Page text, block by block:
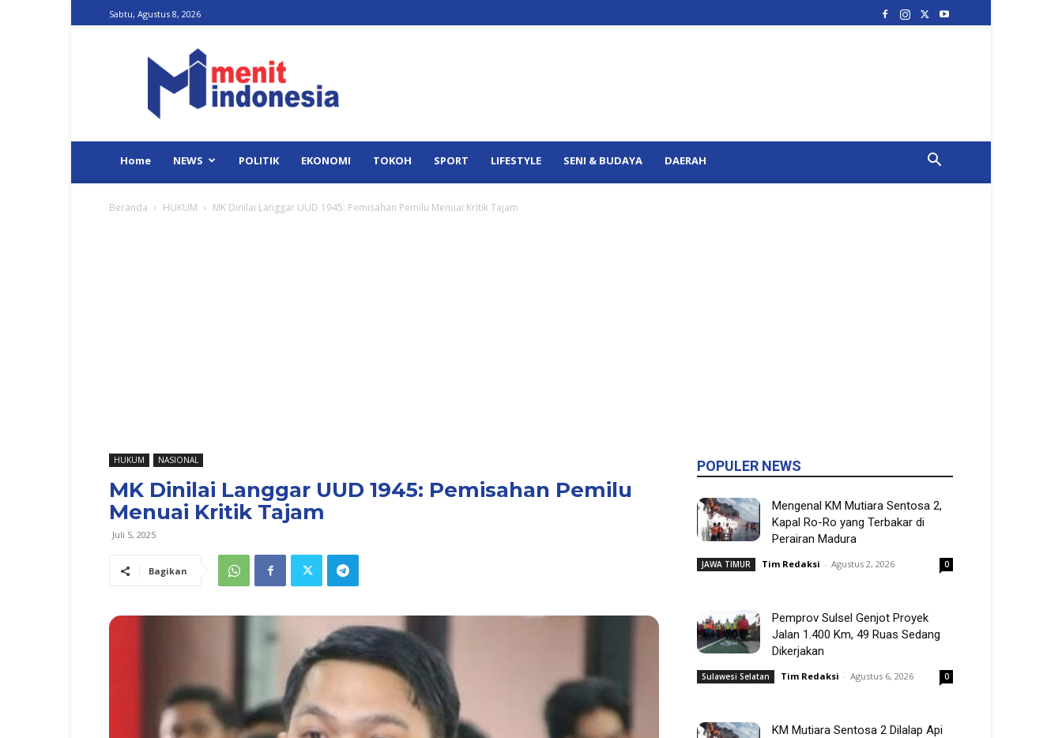
Sabtu, Agustus 8, 2026
Indonesia
Home NEWS POLITIK EKONOMI TOKOH SPORT LIFESTYLE SENI & BUDAYA DAERAH
Beranda HUKUM MK Dinilai Langgar UUD 1945: Pemisahan Pemilu Menuai Kritik Tajam
HUKUM NASIONAL
MK Dinilai Langgar UUD 1945: Pemisahan Pemilu
Menuai Kritik Tajam
Juli 5, 2025
Bagikan
POPULER NEWS
Mengenal KM Mutiara Sentosa 2,
Kapal Ro-Ro yang Terbakar di
Perairan Madura
JAWA TIMUR Tim Redaksi - Agustus 2, 2026 0
Pemprov Sulsel Genjot Proyek
Jalan 1.400 Km, 49 Ruas Sedang
Dikerjakan
Sulawesi Selatan Tim Redaksi - Agustus 6, 2026 0
KM Mutiara Sentosa 2 Dilalap Api